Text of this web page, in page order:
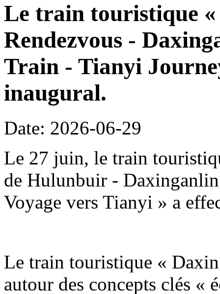
Le train touristique
Rendezvous -
Train - Tianyi
inaugural.
Date: 2026-06-29
Le 27 juin, le train
de Hulunbuir -
Voyage vers Tianyi » a
Le train touristique «
autour des concepts clés «